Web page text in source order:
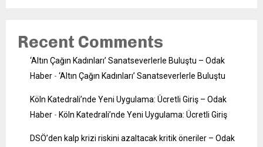
Recent Comments
‘Altın Çağın Kadınları’ Sanatseverlerle Buluştu – Odak
Haber - ‘Altın Çağın Kadınları’ Sanatseverlerle Buluştu
Köln Katedrali’nde Yeni Uygulama: Ücretli Giriş – Odak
Haber - Köln Katedrali’nde Yeni Uygulama: Ücretli Giriş
DSÖ’den kalp krizi riskini azaltacak kritik öneriler – Odak